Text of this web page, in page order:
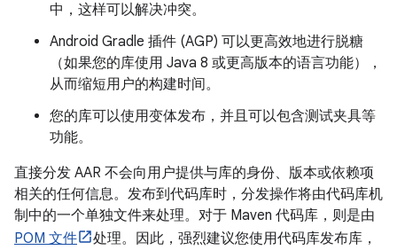
中，这样可以解决冲突。
Android Gradle 插件 (AGP) 可以更高效地进行脱糖
（如果您的库使用 Java 8 或更高版本的语言功能），
从而缩短用户的构建时间。
您的库可以使用变体发布，并且可以包含测试夹具等
功能。
直接分发 AAR 不会向用户提供与库的身份、版本或依赖项
相关的任何信息。发布到代码库时，分发操作将由代码库机
制中的一个单独文件来处理。对于 Maven 代码库，则是由
POM 文件
处理。因此，强烈建议您使用代码库发布库，